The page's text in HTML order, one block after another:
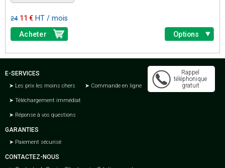
24 11 € HT / mois
Acheter Options
Rappel
téléphonique
gratuit
E-SERVICES
Les prix les moins chers Commande en ligne
Téléchargement immédiat
Réponse à vos questions
GARANTIES
Paiement sécurisé
CONTACTEZ-NOUS